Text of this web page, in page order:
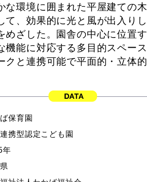
な環境に囲まれた平屋建ての
て、効果的に光と風が出入り
めざした。園舎の中心に位置
機能に対応する多目的スペー
クと連携可能で平面的・立体
保育園
携型認定こども園
年